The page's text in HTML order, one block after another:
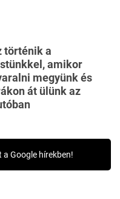
történik a
amikor
megyünk és
át ülünk az
a Google hírekben!